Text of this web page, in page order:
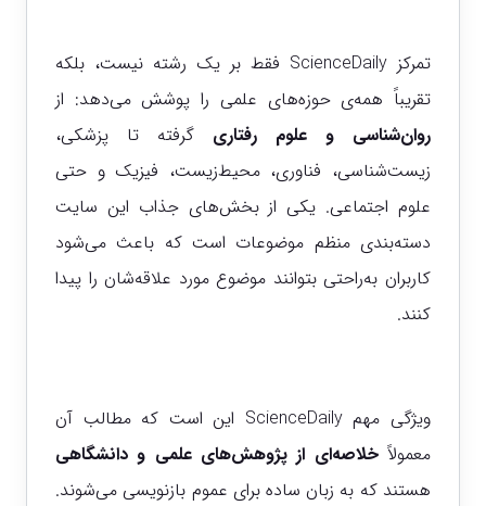
تمرکز ScienceDaily فقط بر یک رشته نیست، بلکه
تقریباً همه‌ی حوزه‌های علمی را پوشش می‌دهد: از
روان‌شناسی و علوم رفتاری گرفته تا پزشکی،
زیست‌شناسی، فناوری، محیط‌زیست، فیزیک و حتی
علوم اجتماعی. یکی از بخش‌های جذاب این سایت
دسته‌بندی منظم موضوعات است که باعث می‌شود
کاربران به‌راحتی بتوانند موضوع مورد علاقه‌شان را پیدا
کنند.
ویژگی مهم ScienceDaily این است که مطالب آن
معمولاًخلاصه‌ای از پژوهش‌های علمی و دانشگاهی
هستند که به زبان ساده برای عموم بازنویسی می‌شوند.